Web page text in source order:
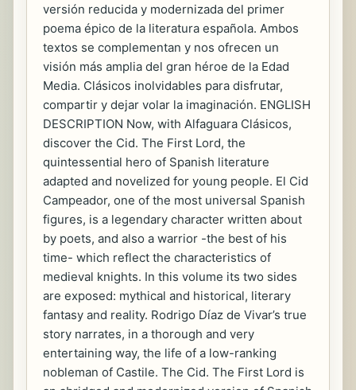
versión reducida y modernizada del primer
poema épico de la literatura española. Ambos
textos se complementan y nos ofrecen un
visión más amplia del gran héroe de la Edad
Media. Clásicos inolvidables para disfrutar,
compartir y dejar volar la imaginación. ENGLISH
DESCRIPTION Now, with Alfaguara Clásicos,
discover the Cid. The First Lord, the
quintessential hero of Spanish literature
adapted and novelized for young people. El Cid
Campeador, one of the most universal Spanish
figures, is a legendary character written about
by poets, and also a warrior -the best of his
time- which reflect the characteristics of
medieval knights. In this volume its two sides
are exposed: mythical and historical, literary
fantasy and reality. Rodrigo Díaz de Vivar’s true
story narrates, in a thorough and very
entertaining way, the life of a low-ranking
nobleman of Castile. The Cid. The First Lord is